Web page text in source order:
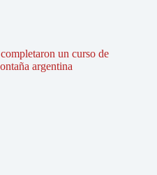
un curso de
argentina